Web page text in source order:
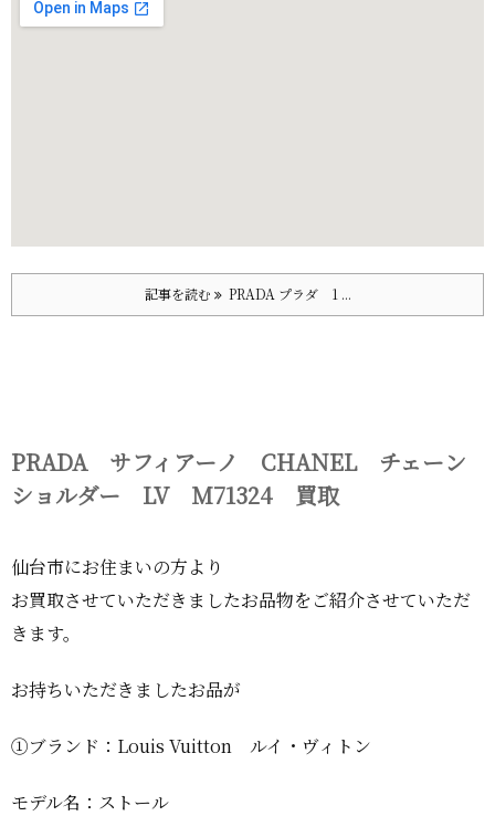
記事を読む PRADA プラダ 1 ...
PRADA サフィアーノ CHANEL チェーン
ショルダー LV M71324 買取
仙台市にお住まいの方より
お買取させていただきましたお品物をご紹介させていただ
きます。
お持ちいただきましたお品が
①ブランド：Louis Vuitton ルイ・ヴィトン
モデル名：ストール